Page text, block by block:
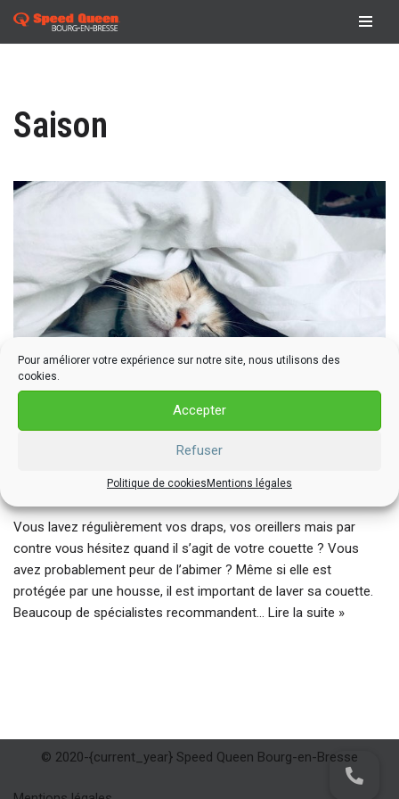
Pour améliorer votre expérience sur notre site, nous utilisons des
cookies.
Accepter
Refuser
Politique de cookiesMentions légales
Aller
Saison
Laver sa couette d’hiver : un rituel indispensable.
Vous lavez régulièrement vos draps, vos oreillers mais par
contre vous hésitez quand il s’agit de votre couette ? Vous
avez probablement peur de l’abimer ? Même si elle est
protégée par une housse, il est important de laver sa couette.
Beaucoup de spécialistes recommandent… Lire la suite »
© 2020-{current_year} Speed Queen Bourg-en-Bresse